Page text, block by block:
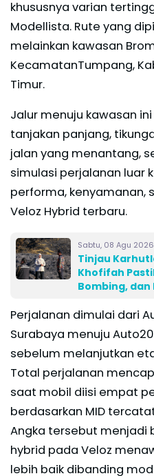
khususnya varian
Modellista. Rute yang
melainkan kawasan
KecamatanTumpang,
Timur.
Jalur menuju kawasan
tanjakan panjang,
jalan yang menantang,
simulasi perjalanan luar
performa, kenyamanan,
Veloz Hybrid terbaru.
Sabtu, 08 Agu 2026
Tinjau
Khofifah
Bombing,
Perjalanan dimulai dari
Surabaya menuju
sebelum melanjutkan
Total perjalanan
saat mobil diisi empat
berdasarkan MID
Angka tersebut menjadi
hybrid pada Veloz
lebih baik dibanding